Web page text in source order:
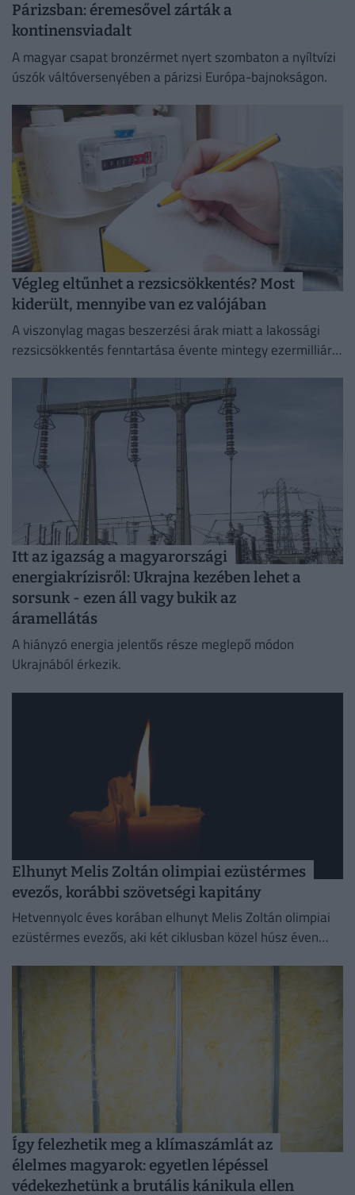
Párizsban: éremesővel zárták a
kontinensviadalt
A magyar csapat bronzérmet nyert szombaton a nyíltvízi
úszók váltóversenyében a párizsi Európa-bajnokságon.
Végleg eltűnhet a rezsicsökkentés? Most
kiderült, mennyibe van ez valójában
A viszonylag magas beszerzési árak miatt a lakossági
rezsicsökkentés fenntartása évente mintegy ezermilliárd
Itt az igazság a magyarországi
energiakrízisről: Ukrajna kezében lehet a
sorsunk - ezen áll vagy bukik az
áramellátás
A hiányzó energia jelentős része meglepő módon
Ukrajnából érkezik.
Elhunyt Melis Zoltán olimpiai ezüstérmes
evezős, korábbi szövetségi kapitány
Hetvennyolc éves korában elhunyt Melis Zoltán olimpiai
ezüstérmes evezős, aki két ciklusban közel húsz éven
Így felezhetik meg a klímaszámlát az
élelmes magyarok: egyetlen lépéssel
védekezhetünk a brutális kánikula ellen